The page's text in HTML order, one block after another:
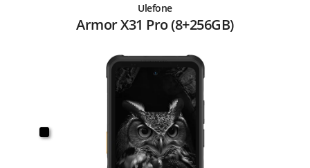
Ulefone
Armor X31 Pro (8+256GB)